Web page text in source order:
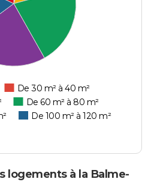
De 30 m² à 40 m²
De 60 m² à 80 m²
De 100 m² à 120 m²
logements à la Balme-